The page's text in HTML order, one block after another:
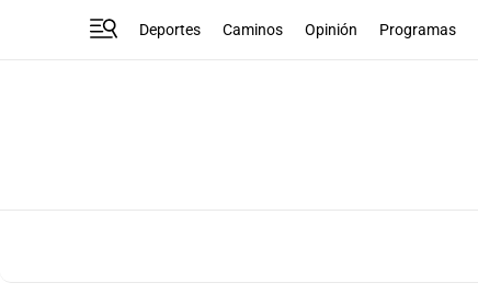
Deportes Caminos Opinión Programas